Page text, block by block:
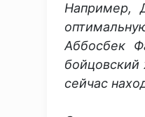
Например,
Аббосбек
бойцовский
сейчас